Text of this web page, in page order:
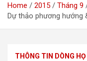
Home 2015 Tháng 9
Dự thảo phương hướng
THÔNG TIN DÒNG HỌ